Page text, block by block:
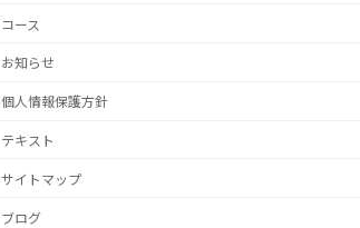
コース
お知らせ
個人情報保護方針
テキスト
サイトマップ
ブログ